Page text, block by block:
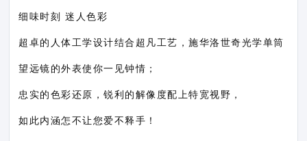
细味时刻 迷人色彩
超卓的人体工学设计结合超凡工艺，施华洛世奇光学单筒
望远镜的外表使你一见钟情；
忠实的色彩还原，锐利的解像度配上特宽视野，
如此内涵怎不让您爱不释手！